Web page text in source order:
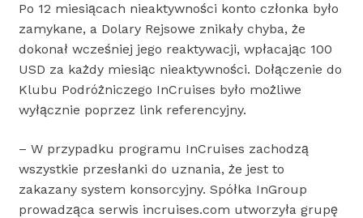
Po 12 miesiącach nieaktywności konto członka było
zamykane, a Dolary Rejsowe znikały chyba, że
dokonał wcześniej jego reaktywacji, wpłacając 100
USD za każdy miesiąc nieaktywności. Dołączenie do
Klubu Podróżniczego InCruises było możliwe
wyłącznie poprzez link referencyjny.
– W przypadku programu InCruises zachodzą
wszystkie przesłanki do uznania, że jest to
zakazany system konsorcyjny. Spółka InGroup
prowadząca serwis incruises.com utworzyła grupę